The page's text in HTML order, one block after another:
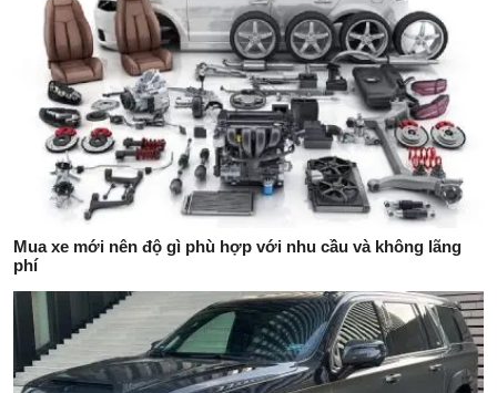
Mua xe mới nên độ gì phù hợp với nhu cầu và không lãng
phí